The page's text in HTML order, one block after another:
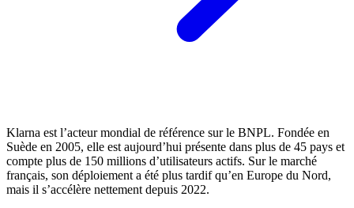
Klarna est l’acteur mondial de référence sur le BNPL. Fondée en
Suède en 2005, elle est aujourd’hui présente dans plus de 45 pays et
compte plus de 150 millions d’utilisateurs actifs. Sur le marché
français, son déploiement a été plus tardif qu’en Europe du Nord,
mais il s’accélère nettement depuis 2022.